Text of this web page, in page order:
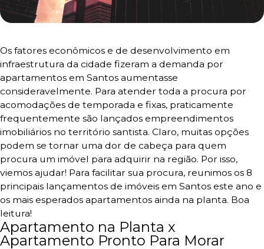
Os fatores econômicos e de desenvolvimento em
infraestrutura da cidade fizeram a demanda por
apartamentos em Santos aumentasse
consideravelmente. Para atender toda a procura por
acomodações de temporada e fixas, praticamente
frequentemente são lançados empreendimentos
imobiliários no território santista. Claro, muitas opções
podem se tornar uma dor de cabeça para quem
procura um imóvel para adquirir na região. Por isso,
viemos ajudar! Para facilitar sua procura, reunimos os 8
principais lançamentos de imóveis em Santos este ano e
os mais esperados apartamentos ainda na planta. Boa
leitura!
Apartamento na Planta x
Apartamento Pronto Para Morar